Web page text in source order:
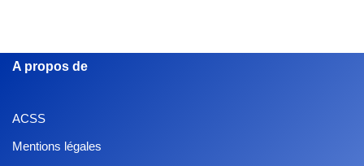
A propos de
ACSS
Mentions légales